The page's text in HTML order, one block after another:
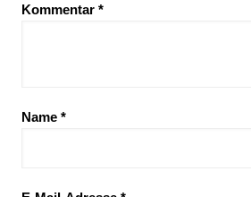
Kommentar *
Name *